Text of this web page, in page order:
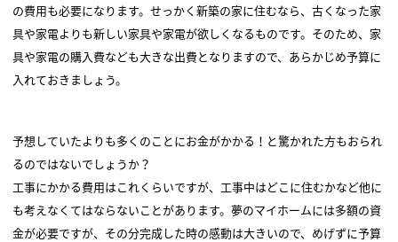
の費用も必要になります。せっかく新築の家に住むなら、古くなった家
具や家電よりも新しい家具や家電が欲しくなるものです。そのため、家
具や家電の購入費なども大きな出費となりますので、あらかじめ予算に
入れておきましょう。
予想していたよりも多くのことにお金がかかる！と驚かれた方もおられ
るのではないでしょうか？
工事にかかる費用はこれくらいですが、工事中はどこに住むかなど他に
も考えなくてはならないことがあります。夢のマイホームには多額の資
金が必要ですが、その分完成した時の感動は大きいので、めげずに予算